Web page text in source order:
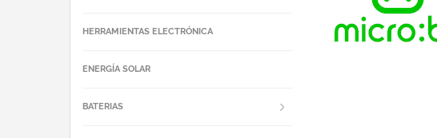
HERRAMIENTAS ELECTRÓNICA
ENERGÍA SOLAR
BATERIAS